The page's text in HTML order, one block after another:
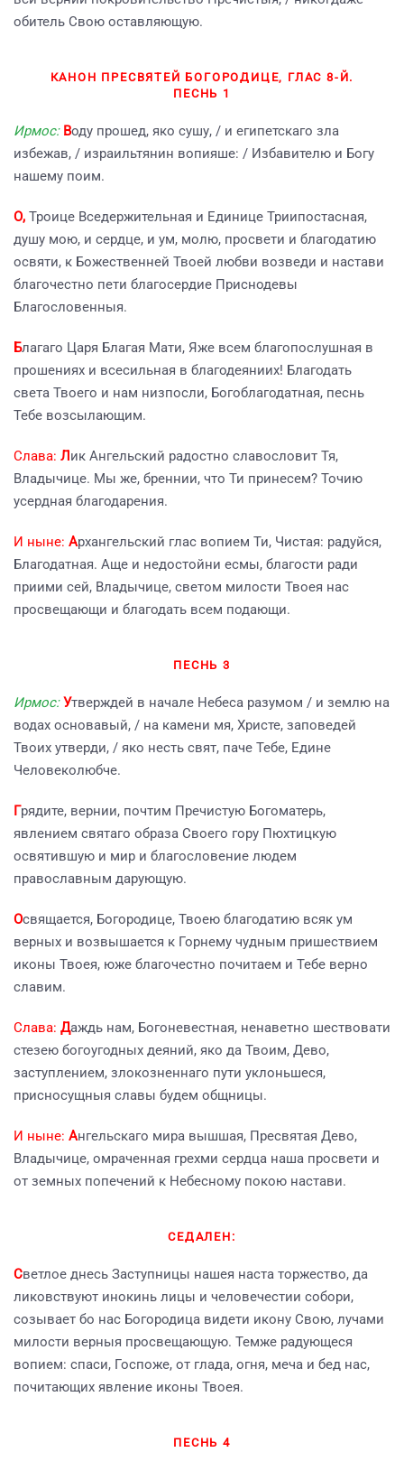
обитель Свою оставляющую.
КАНОН ПРЕСВЯТЕЙ БОГОРОДИЦЕ, ГЛАС 8-Й.
ПЕСНЬ 1
Ирмос: Воду прошед, яко сушу, / и египетскаго зла
избежав, / израильтянин вопияше: / Избавителю и Богу
нашему поим.
О, Троице Вседержительная и Единице Триипостасная,
душу мою, и сердце, и ум, молю, просвети и благодатию
освяти, к Божественней Твоей любви возведи и настави
благочестно пети благосердие Приснодевы
Благословенныя.
Благаго Царя Благая Мати, Яже всем благопослушная в
прошениях и всесильная в благодеяниих! Благодать
света Твоего и нам низпосли, Богоблагодатная, песнь
Тебе возсылающим.
Слава: Лик Ангельский радостно славословит Тя,
Владычице. Мы же, бреннии, что Ти принесем? Точию
усердная благодарения.
И ныне: Архангельский глас вопием Ти, Чистая: радуйся,
Благодатная. Аще и недостойни есмы, благости ради
приими сей, Владычице, светом милости Твоея нас
просвещающи и благодать всем подающи.
ПЕСНЬ 3
Ирмос: Утверждей в начале Небеса разумом / и землю на
водах основавый, / на камени мя, Христе, заповедей
Твоих утверди, / яко несть свят, паче Тебе, Едине
Человеколюбче.
Грядите, вернии, почтим Пречистую Богоматерь,
явлением святаго образа Своего гору Пюхтицкую
освятившую и мир и благословение людем
православным дарующую.
Освящается, Богородице, Твоею благодатию всяк ум
верных и возвышается к Горнему чудным пришествием
иконы Твоея, юже благочестно почитаем и Тебе верно
славим.
Слава: Даждь нам, Богоневестная, ненаветно шествовати
стезею богоугодных деяний, яко да Твоим, Дево,
заступлением, злокозненнаго пути уклоньшеся,
присносущныя славы будем общницы.
И ныне: Ангельскаго мира вышшая, Пресвятая Дево,
Владычице, омраченная грехми сердца наша просвети и
от земных попечений к Небесному покою настави.
СЕДАЛЕН:
Светлое днесь Заступницы нашея наста торжество, да
ликовствуют инокинь лицы и человечестии собори,
созывает бо нас Богородица видети икону Свою, лучами
милости верныя просвещающую. Темже радующеся
вопием: спаси, Госпоже, от глада, огня, меча и бед нас,
почитающих явление иконы Твоея.
ПЕСНЬ 4